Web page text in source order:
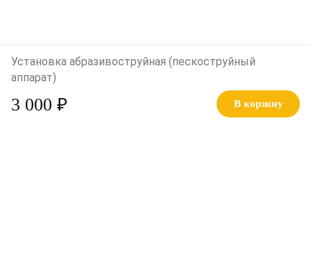
Установка абразивоструйная (пескоструйный
аппарат)
3 000 ₽ В корзину